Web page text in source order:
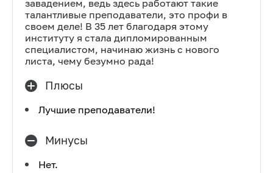
завадением, ведь здесь работают такие
талантливые преподаватели, это профи в
своем деле! В 35 лет благодаря этому
институту я стала дипломированным
специалистом, начинаю жизнь с нового
листа, чему безумно рада!
Плюсы
Лучшие преподаватели!
Минусы
Нет.